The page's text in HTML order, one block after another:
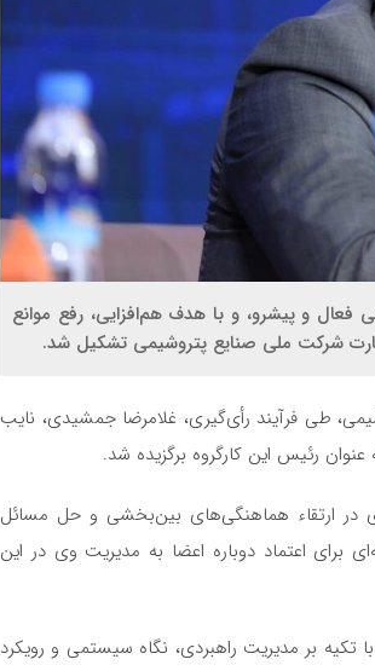
با حضور نمایندگان ۳۰ شرکت پتروشیمی فعال و پیشرو، و با هدف هم‌افزایی، رفع موانع
شرکت ملی صنایع پتروشیمی تشکیل شد.
طی فرآیند رأی‌گیری، غلامرضا جمشیدی، نایب
رئیس این کارگروه برگزیده شد.
در ارتقاء هماهنگی‌های بین‌بخشی و حل مسائل
برای اعتماد دوباره اعضا به مدیریت وی در این
تکیه بر مدیریت راهبردی، نگاه سیستمی و رویکرد